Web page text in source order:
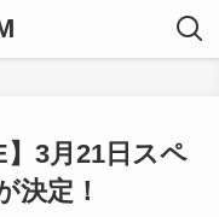
】3月21日スペ
決定！